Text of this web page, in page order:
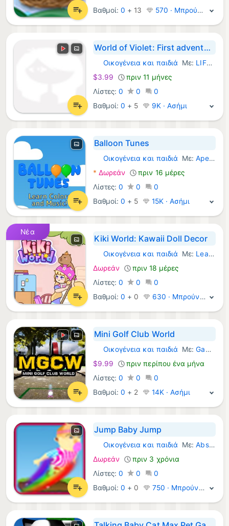
Βαθμοί:0 + 13 570 · Μπρούντζος
World of Violet: First adventure
Windows Παιχνίδια:
Οικογένεια και παιδιά Με: LIFELIQE s.r.o.
$3.99
πριν 11 μήνες
Λίστες:0 0
0
Βαθμοί:0 + 5 9K · Ασήμι
Balloon Tunes
Windows Παιχνίδια:
Οικογένεια και παιδιά Με:Ape Apps
* Δωρεάν
πριν 16 μέρες
Λίστες:0 0
0
Βαθμοί:0 + 5 15K · Ασήμι
Νέα
Kiki World: Kawaii Doll Decor
Windows Παιχνίδια:
Οικογένεια και παιδιά Με: LeadToChanges L.L.C-FZ
Δωρεάν
πριν 18 μέρες
Λίστες:0 0
0
Βαθμοί:0 + 0 630 · Μπρούντζος
Mini Golf Club World
Windows Παιχνίδια:
Οικογένεια και παιδιά Με:Gaming Limited
$9.99
πριν περίπου ένα μήνα
Λίστες:0 0
0
Βαθμοί:0 + 2 14K · Ασήμι
Jump Baby Jump
Windows Παιχνίδια:
Οικογένεια και παιδιά Με:AbsoLogix Technologies Limited
Δωρεάν
πριν 3 χρόνια
Λίστες:0 0
0
Βαθμοί:0 + 0 750 · Μπρούντζος